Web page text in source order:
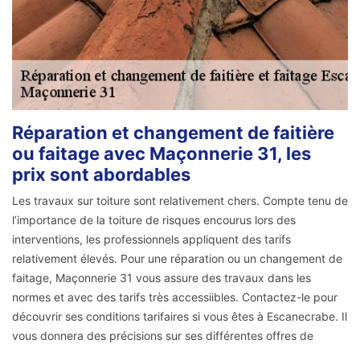
Réparation et changement de faitière
ou faitage avec Maçonnerie 31, les
prix sont abordables
Les travaux sur toiture sont relativement chers. Compte tenu de
l’importance de la toiture de risques encourus lors des
interventions, les professionnels appliquent des tarifs
relativement élevés. Pour une réparation ou un changement de
faitage, Maçonnerie 31 vous assure des travaux dans les
normes et avec des tarifs très accessiibles. Contactez-le pour
découvrir ses conditions tarifaires si vous êtes à Escanecrabe. Il
vous donnera des précisions sur ses différentes offres de